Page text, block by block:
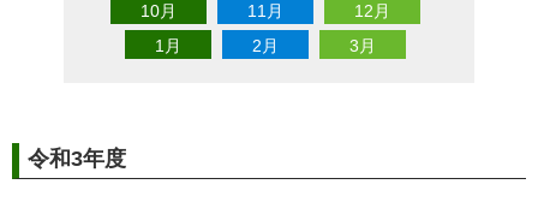
10月
11月
12月
1月
2月 3月
令和3年度